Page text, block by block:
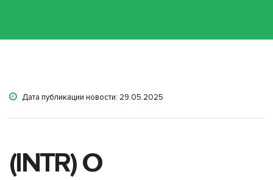
Дата публикации новости: 29.05.2025
(INTR) О